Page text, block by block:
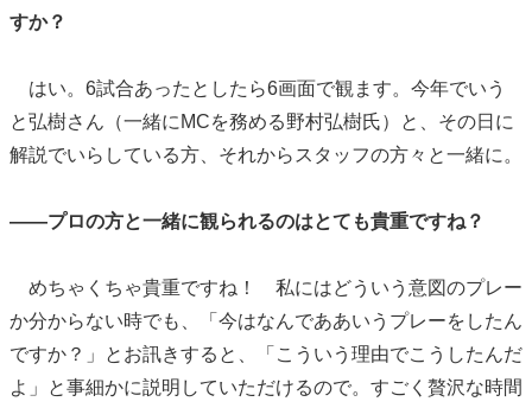
すか？
はい。6試合あったとしたら6画面で観ます。今年でいう
と弘樹さん（一緒にMCを務める野村弘樹氏）と、その日に
解説でいらしている方、それからスタッフの方々と一緒に。
――プロの方と一緒に観られるのはとても貴重ですね？
めちゃくちゃ貴重ですね！ 私にはどういう意図のプレー
か分からない時でも、「今はなんでああいうプレーをしたん
ですか？」とお訊きすると、「こういう理由でこうしたんだ
よ」と事細かに説明していただけるので。すごく贅沢な時間